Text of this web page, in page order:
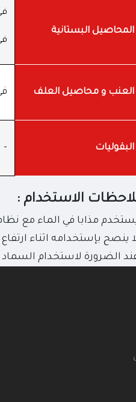
المحاصيل البستانية
في
في
العنب و محاصيل العلف
البقوليات -
الاستخدام :
مذابا في الماء مع
ينصح بإستخدامه اثناء
الضرورة لاستخدام السماد عدة